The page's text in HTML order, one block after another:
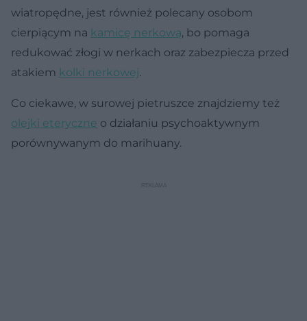
wiatropędne, jest również polecany osobom
cierpiącym na kamicę nerkową, bo pomaga
redukować złogi w nerkach oraz zabezpiecza przed
atakiem kolki nerkowej.
Co ciekawe, w surowej pietruszce znajdziemy też
olejki eteryczne o działaniu psychoaktywnym
porównywanym do marihuany.